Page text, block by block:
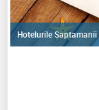
Hotelurile Saptamanii